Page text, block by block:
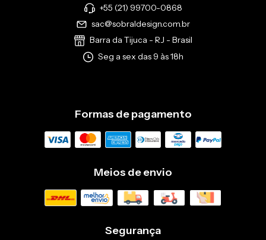
+55 (21) 99700-0868
sac@sobraldesign.com.br
Barra da Tijuca - RJ - Brasil
Seg a sex das 9 às 18h
Formas de pagamento
Meios de envio
Segurança